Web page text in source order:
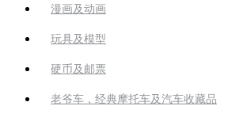
漫画及动画
玩具及模型
硬币及邮票
老爷车，经典摩托车及汽车收藏品